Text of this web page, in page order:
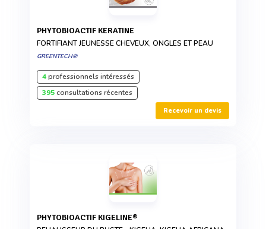
PHYTOBIOACTIF KERATINE
FORTIFIANT JEUNESSE CHEVEUX, ONGLES ET PEAU
GREENTECH®
4professionnels intéressés
395consultations récentes
Recevoir un devis
PHYTOBIOACTIF KIGELINE®